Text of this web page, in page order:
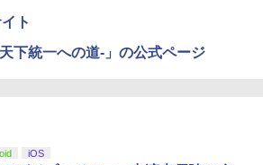
ト
下統一への道-」の公式ページ
iOS